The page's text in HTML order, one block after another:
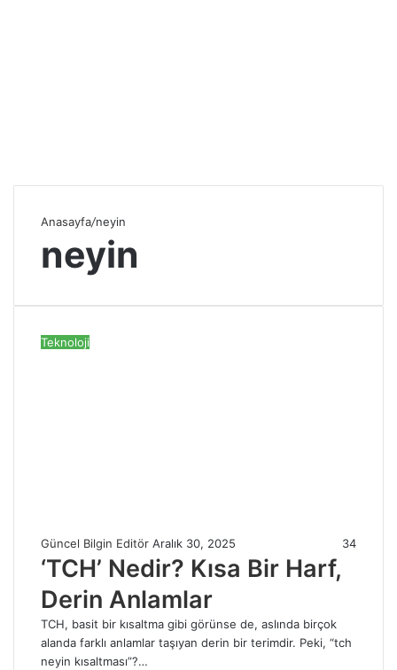
Anasayfa/neyin
neyin
Teknoloji
Güncel Bilgin Editör Aralık 30, 2025 34
‘TCH’ Nedir? Kısa Bir Harf,
Derin Anlamlar
TCH, basit bir kısaltma gibi görünse de, aslında birçok
alanda farklı anlamlar taşıyan derin bir terimdir. Peki, “tch
neyin kısaltması”?…